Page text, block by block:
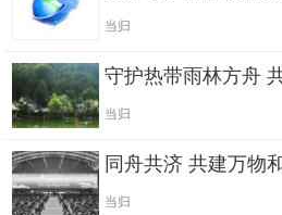
当归
守护热带雨林方舟
当归
同舟共济 共建万物
当归